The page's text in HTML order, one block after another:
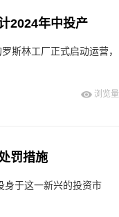
2024年中投产
斯林工厂正式启动运营，
浏览量
罚措施
身于这一新兴的投资市